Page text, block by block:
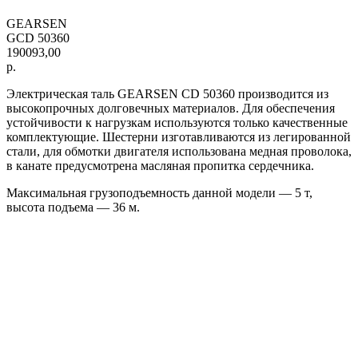
GEARSEN
GCD 50360
190093,00
р.
Электрическая таль GEARSEN CD 50360 производится из
высокопрочных долговечных материалов. Для обеспечения
устойчивости к нагрузкам используются только качественные
комплектующие. Шестерни изготавливаются из легированной
стали, для обмотки двигателя использована медная проволока,
в канате предусмотрена масляная пропитка сердечника.
Максимальная грузоподъемность данной модели — 5 т,
высота подъема — 36 м.